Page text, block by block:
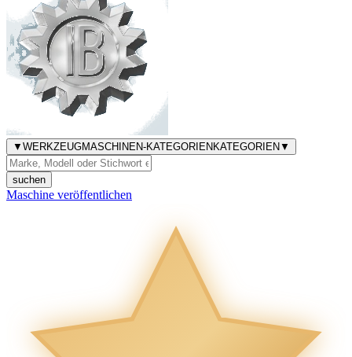
▼ WERKZEUGMASCHINEN-KATEGORIEN KATEGORIEN ▼
suchen
Maschine veröffentlichen